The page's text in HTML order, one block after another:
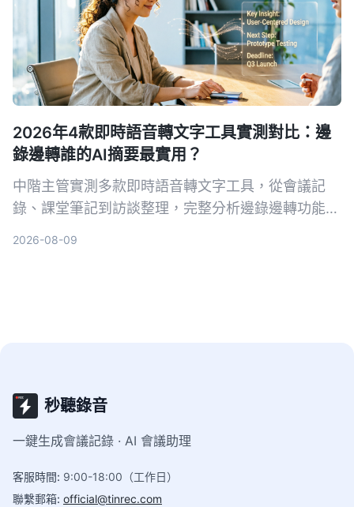
2026年4款即時語音轉文字工具實測對比：邊
錄邊轉誰的AI摘要最實用？
中階主管實測多款即時語音轉文字工具，從會議記
錄、課堂筆記到訪談整理，完整分析邊錄邊轉功能與
2026-08-09
秒聽錄音
一鍵生成會議記錄 · AI 會議助理
客服時間: 9:00-18:00（工作日）
聯繫郵箱: official@tinrec.com